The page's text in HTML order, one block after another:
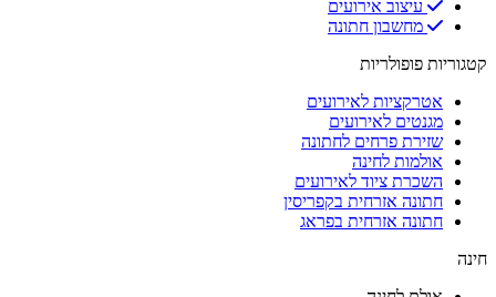
עיצוב אירועים
מחשבון חתונה
קטגוריות פופולריות
אטרקציות לאירועים
מגנטים לאירועים
שזירת פרחים לחתונה
אולמות לחינה
השכרת ציוד לאירועים
חתונה אזרחית בקפריסין
חתונה אזרחית בפראג
חינה